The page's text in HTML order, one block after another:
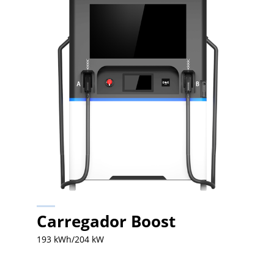
Carregador Boost
193 kWh/204 kW